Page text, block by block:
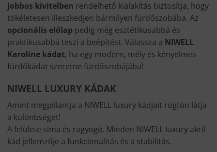
jobbos kivitelben rendelhető kialakítás biztosítja, hogy
tökéletesen illeszkedjen bármilyen fürdőszobába. Az
opcionális előlap pedig még esztétikusabbá és
praktikusabbá teszi a beépítést. Válassza a NIWELL
Karoline kádat, ha egy modern, mély és kényelmes
fürdőkádat szeretne fürdőszobájába!
NIWELL LUXURY KÁDAK
Amint megpillantja a NIWELL luxury kádjait rögtön látja
a különbséget!
A felülete sima és ragyogó. Minden NIWELL luxury akril
kád jellemzője a funkcionalitás és a stabilitás.